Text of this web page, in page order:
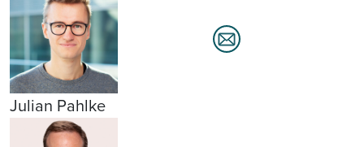
Julian Pahlke